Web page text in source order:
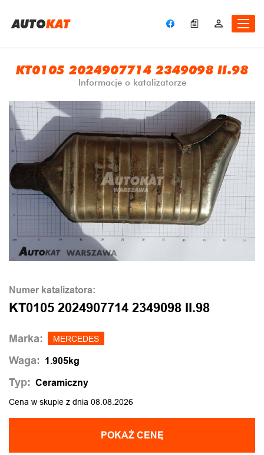
AUTOKAT
KT0105 2024907714 2349098 II.98
Informacje o katalizatorze
Numer katalizatora:
KT0105 2024907714 2349098 II.98
Marka: MERCEDES
Waga: 1.905kg
Typ: Ceramiczny
Cena w skupie z dnia 08.08.2026
POKAŻ CENĘ